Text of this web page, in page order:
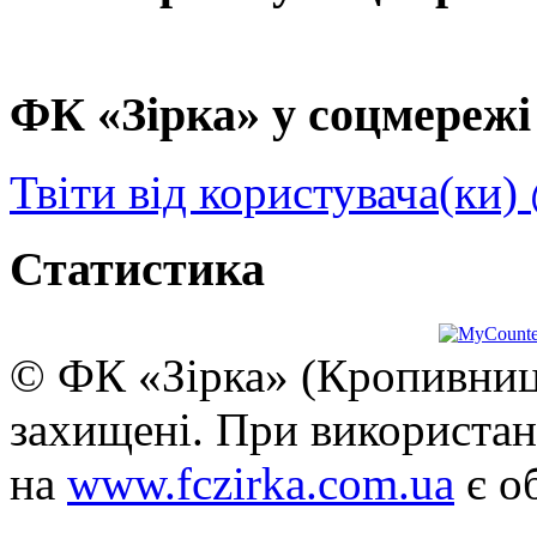
ФК «Зірка» у
Твіти від
Статистика
© ФК «Зірка»
захищені. При
на www.fczirka.com.ua є